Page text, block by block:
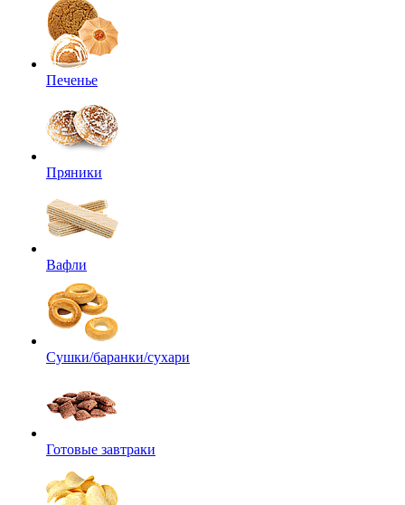
Печенье
Пряники
Вафли
Сушки/баранки/сухари
Готовые завтраки